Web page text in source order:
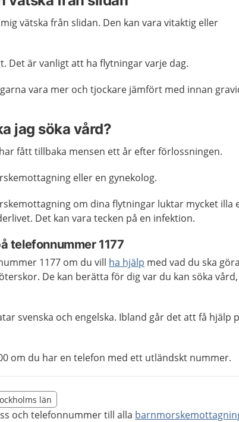
vätska från slidan. Den kan vara vitaktig eller
Det är vanligt att ha flytningar varje dag.
vara mer och tjockare jämfört med innan
jag söka vård?
fått tillbaka mensen ett år efter förlossningen.
eller en gynekolog.
om dina flytningar luktar mycket illa
Det kan vara tecken på en infektion.
telefonnummer 1177
1177 om du vill ha hjälp med vad du ska
De kan berätta för dig var du kan söka
svenska och engelska. Ibland går det att få hjälp
om du har en telefon med ett utländskt nummer.
region Stockholms län
län
och telefonnummer till alla
tillägget från region Stockholms län